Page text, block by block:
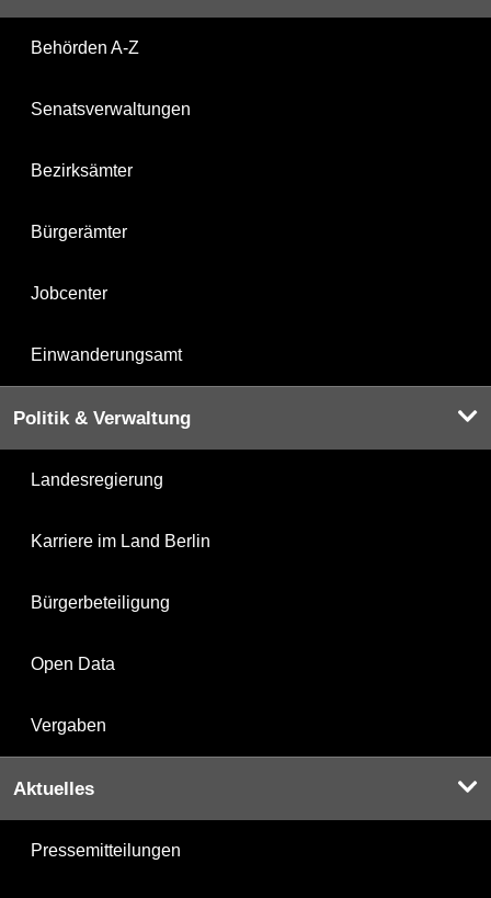
Behörden A-Z
Senatsverwaltungen
Bezirksämter
Bürgerämter
Jobcenter
Einwanderungsamt
Politik & Verwaltung
Landesregierung
Karriere im Land Berlin
Bürgerbeteiligung
Open Data
Vergaben
Aktuelles
Pressemitteilungen